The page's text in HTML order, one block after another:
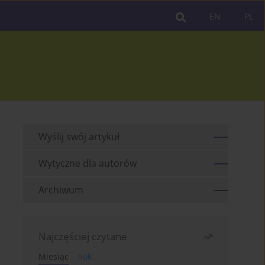
PL
EN
Wyślij swój artykuł
Wytyczne dla autorów
Archiwum
Najczęściej czytane
Miesiąc
Rok